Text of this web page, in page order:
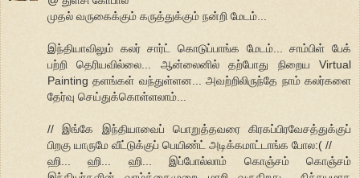
முதல் வருகைக்கும் கருத்துக்கும் நன்றி மேடம்...
இந்தியாவிலும் கலர் சார்ட் கொடுப்பாங்க மேடம்... சாம்பிள் பேக்
பற்றி தெரியவில்லை... ஆன்லைனில் தற்போது நிறைய Virtual
Painting தளங்கள் வந்துள்ளன... அவற்றிலிருந்தே நாம் கலர்களை
தேர்வு செய்துக்கொள்ளலாம்...
// இங்கே இந்தியாவைப் பொறுத்தவரை கிரகப்பிரவேசத்துக்குப்
பிறகு யாருமே வீட்டுக்குப் பெயிண்ட் அடிக்கமாட்டாங்க போல:( //
ஹி... ஹி... ஹி... இப்போல்லாம் கொஞ்சம் கொஞ்சம்